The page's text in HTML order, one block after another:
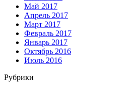
Май 2017
Апрель 2017
Март 2017
Февраль 2017
Январь 2017
Октябрь 2016
Июль 2016
Рубрики